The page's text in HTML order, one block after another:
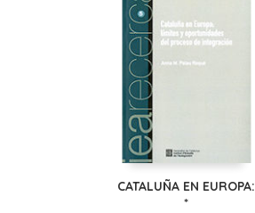
CATALUÑA EN EUROPA:
*